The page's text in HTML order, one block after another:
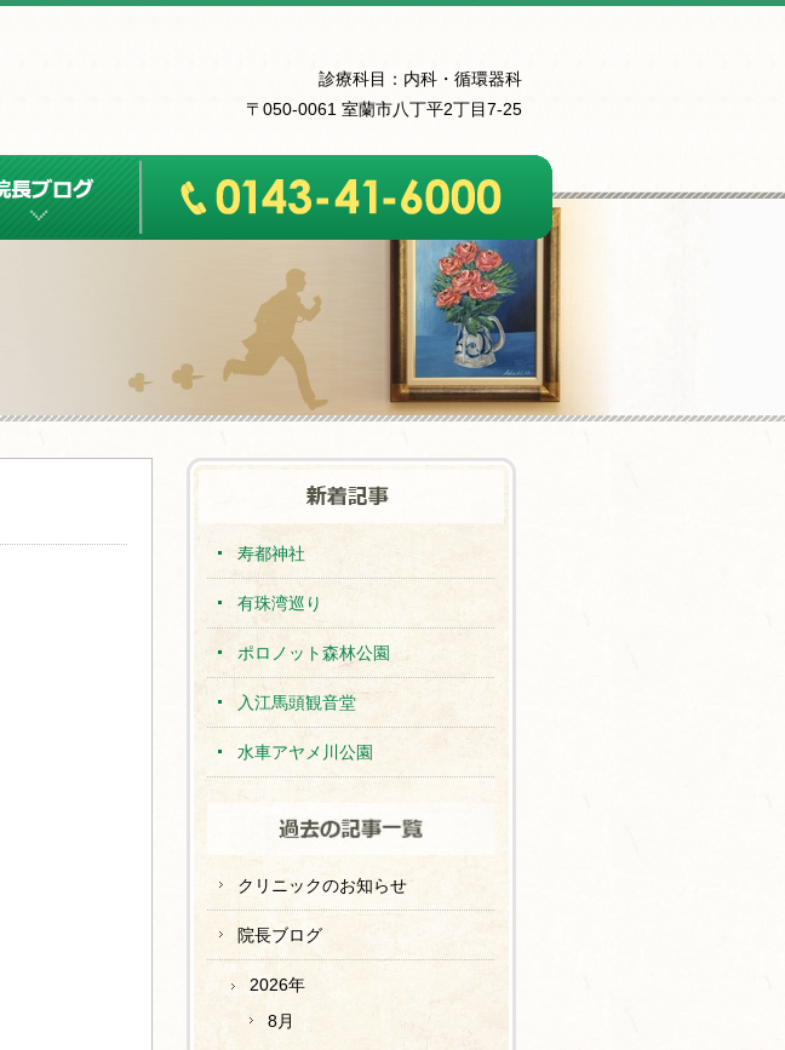
診療科目：内科・循環器科
〒050-0061 室蘭市八丁平2丁目7-25
寿都神社
有珠湾巡り
ポロノット森林公園
入江馬頭観音堂
水車アヤメ川公園
クリニックのお知らせ
院長ブログ
2026年
8月